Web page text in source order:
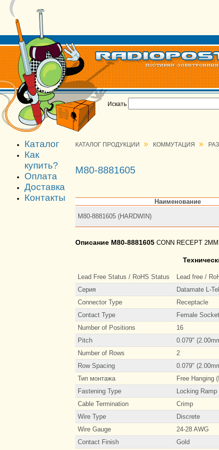
Искать
Каталог
Как
купить?
Оплата
Доставка
Контакты
КАТАЛОГ ПРОДУКЦИИ » КОММУТАЦИЯ »
M80-8881605
Наименование
M80-8881605 (HARDWIN)
Описание M80-8881605 CONN RECEPT
Lead Free Status / RoHS Status
Lead free /
Серия
Datamate L-
Connector Type
Receptacle
Contact Type
Female Socket
Number of Positions
16
Pitch
0.079"
Number of Rows
2
Row Spacing
0.079"
Тип монтажа
Free Hanging
Fastening Type
Locking Ramp
Cable Termination
Crimp
Wire Type
Discrete
Wire Gauge
24-28 AWG
Contact Finish
Gold